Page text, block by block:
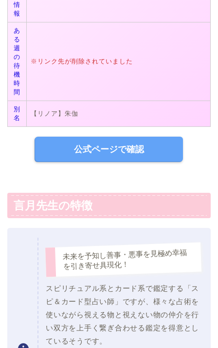
情
報
あ
る
週
の
待
機
時
間
※リンク先が削除されていました
別
名
【リノア】朱伽
公式ページで確認
言月先生の特徴
未来を予知し善事・悪事を見極め幸福
を引き寄せ具現化！
スピリチュアル系とカード系で鑑定する「ス
ピ＆カード型占い師」ですが、様々な占術を
使いながら視える物と視えない物の仲介を行
い双方を上手く繋ぎ合わせる鑑定を得意とし
ているそうです。